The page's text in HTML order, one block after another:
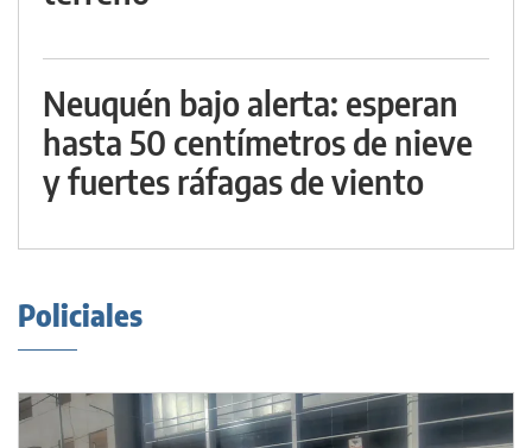
Neuquén bajo alerta: esperan
hasta 50 centímetros de nieve
y fuertes ráfagas de viento
Policiales